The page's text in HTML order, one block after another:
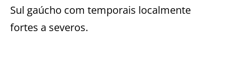
Sul gaúcho com temporais localmente
fortes a severos.